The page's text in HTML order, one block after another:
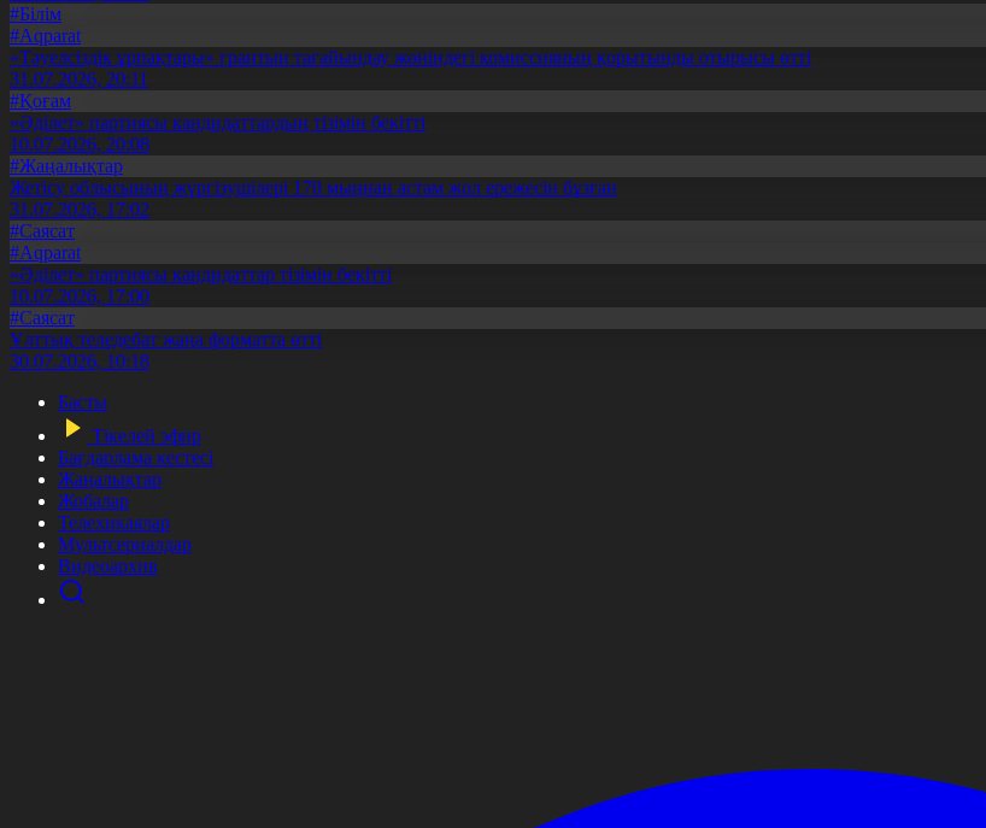
#Білім
#Aqparat
«Тәуелсіздік ұрпақтары» грантын тағайындау жөніндегі комиссияның қорытынды отырысы өтті
31.07.2026, 20:11
#Қоғам
«Әділет» партиясы кандидаттардың тізімін бекітті
10.07.2026, 20:08
#Жаңалықтар
Жетісу облысының жүргізушілері 170 мыңнан астам жол ережесін бұзған
31.07.2026, 17:02
#Саясат
#Aqparat
«Әділет» партиясы кандидаттар тізімін бекітті
10.07.2026, 17:00
#Саясат
Ұлттық теледебат жаңа форматта өтті
30.07.2026, 10:18
Басты
Тікелей эфир
Бағдарлама кестесі
Жаңалықтар
Жобалар
Телехикаялар
Мультсериалдар
Видеоархив